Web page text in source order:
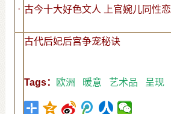
· 古今十大好色文人 上官婉儿同性恋
古代后妃后宫争宠秘诀
Tags： 欧洲 暖意 艺术品 呈现